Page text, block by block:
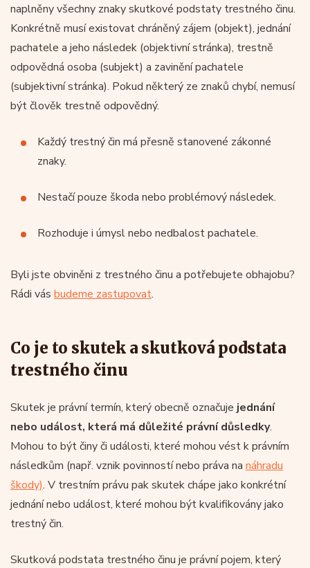
naplněny všechny znaky skutkové podstaty trestného činu.
Konkrétně musí existovat chráněný zájem (objekt), jednání
pachatele a jeho následek (objektivní stránka), trestně
odpovědná osoba (subjekt) a zavinění pachatele
(subjektivní stránka). Pokud některý ze znaků chybí, nemusí
být člověk trestně odpovědný.
Každý trestný čin má přesně stanovené zákonné
znaky.
Nestačí pouze škoda nebo problémový následek.
Rozhoduje i úmysl nebo nedbalost pachatele.
Byli jste obviněni z trestného činu a potřebujete obhajobu?
Rádi vás budeme zastupovat.
Co je to skutek a skutková podstata
trestného činu
Skutek je právní termín, který obecně označuje jednání
nebo událost, která má důležité právní důsledky.
Mohou to být činy či události, které mohou vést k právním
následkům (např. vznik povinností nebo práva na náhradu
škody). V trestním právu pak skutek chápe jako konkrétní
jednání nebo událost, které mohou být kvalifikovány jako
trestný čin.
Skutková podstata trestného činu je právní pojem, který